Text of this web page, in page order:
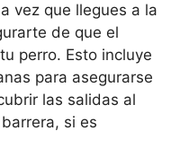
vez que llegues a la
de que el
perro. Esto incluye
para asegurarse
las salidas al
si es